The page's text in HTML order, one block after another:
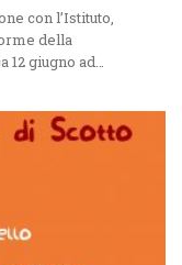
con l’Istituto,
della
12 giugno ad…